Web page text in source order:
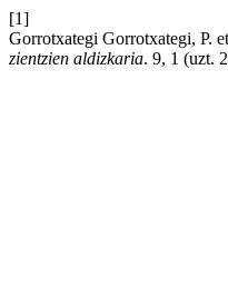
[1]
Gorrotxategi Gorrotxategi, P.
zientzien aldizkaria. 9, 1 (uzt.